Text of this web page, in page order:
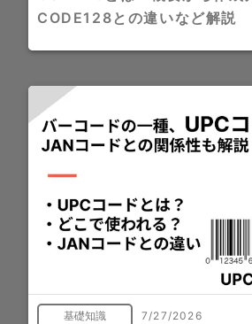
CODE128との違いなど解説
基礎知識 7/27/2026